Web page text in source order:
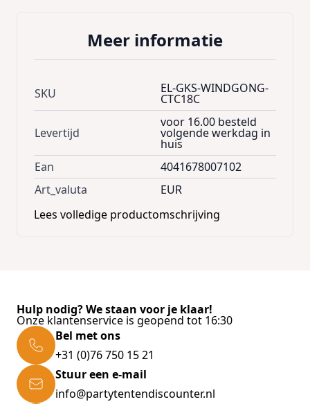
- met de gebogen S-aluminium haak kan hij
bomen worden gehangen
Meer informatie
SKU EL-GKS-WINDGONG-
CTC18C
Levertijd
voor 16.00 besteld
volgende werkdag in
huis
Ean
4041678007102
Art_valuta
EUR
Lees volledige productomschrijving
Hulp nodig? We staan voor je klaar!
Onze klantenservice is geopend tot 16:30
Bel met ons
+31 (0)76 750 15 21
Stuur een e-mail
info@partytentendiscounter.nl